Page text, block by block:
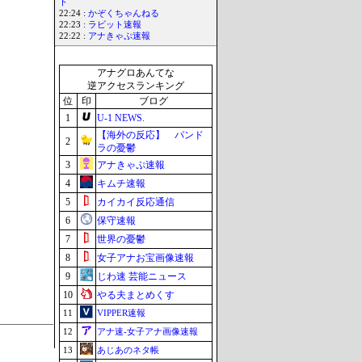
ト
22:24 : かぞくちゃんねる
22:23 : ラビット速報
22:22 : アナきゃぷ速報
アナグロあんてな
逆アクセスランキング
位
印
ブログ
1
U-1 NEWS.
2
【海外の反応】 パンド
ラの憂鬱
3
アナきゃぷ速報
4
キムチ速報
5
カイカイ反応通信
6
保守速報
7
世界の憂鬱
8
女子アナお宝画像速報
9
じわ速 芸能ニュース
10
やる夫まとめくす
11
VIPPER速報
12
アナ速‐女子アナ画像速報
13
あじあのネタ帳